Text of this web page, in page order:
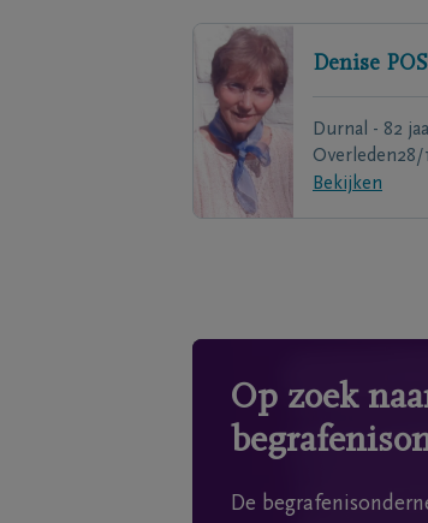
Denise
Durnal - 82
Overleden28/
Bekijken
Op zoek
De